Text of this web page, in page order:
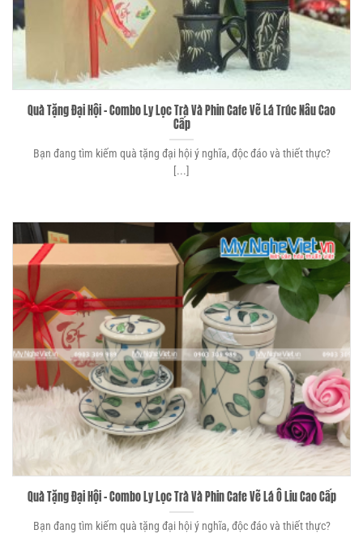
Quà Tặng Đại Hội – Combo Ly Lọc Trà Và Phin Cafe Vẽ Lá Trúc Nâu Cao
Cấp
Bạn đang tìm kiếm quà tặng đại hội ý nghĩa, độc đáo và thiết thực?
[...]
Quà Tặng Đại Hội – Combo Ly Lọc Trà Và Phin Cafe Vẽ Lá Ô Liu Cao Cấp
Bạn đang tìm kiếm quà tặng đại hội ý nghĩa, độc đáo và thiết thực?